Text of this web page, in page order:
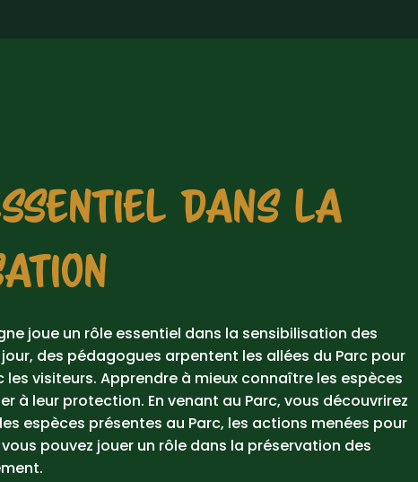
DANS LA
joue un rôle essentiel dans la sensibilisation des
des pédagogues arpentent les allées du Parc pour
visiteurs. Apprendre à mieux connaître les espèces
à leur protection. En venant au Parc, vous découvrirez
espèces présentes au Parc, les actions menées pour
pouvez jouer un rôle dans la préservation des